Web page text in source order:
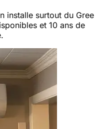
installe surtout du Gree
et 10 ans de